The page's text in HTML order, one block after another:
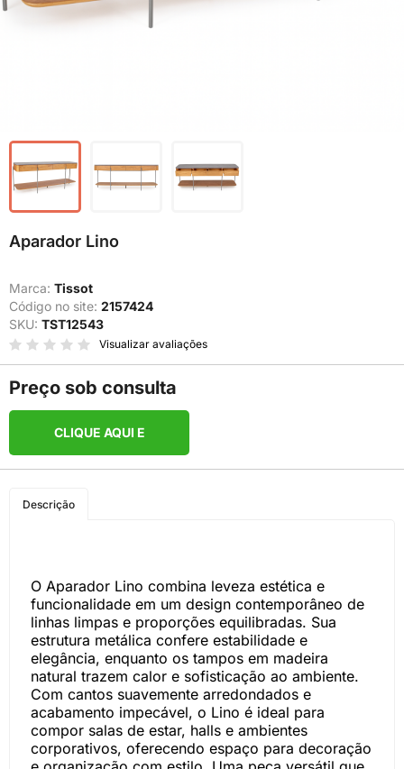
Aparador Lino
Marca: Tissot
Código no site: 2157424
SKU: TST12543
Visualizar avaliações
Preço sob consulta
CLIQUE AQUI E
Descrição
O Aparador Lino combina leveza estética e
funcionalidade em um design contemporâneo de
linhas limpas e proporções equilibradas. Sua
estrutura metálica confere estabilidade e
elegância, enquanto os tampos em madeira
natural trazem calor e sofisticação ao ambiente.
Com cantos suavemente arredondados e
acabamento impecável, o Lino é ideal para
compor salas de estar, halls e ambientes
corporativos, oferecendo espaço para decoração